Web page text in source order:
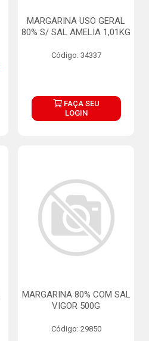
MARGARINA USO GERAL
80% S/ SAL AMELIA 1,01KG
Código: 34337
FAÇA SEU
LOGIN
MARGARINA 80% COM SAL
VIGOR 500G
Código: 29850